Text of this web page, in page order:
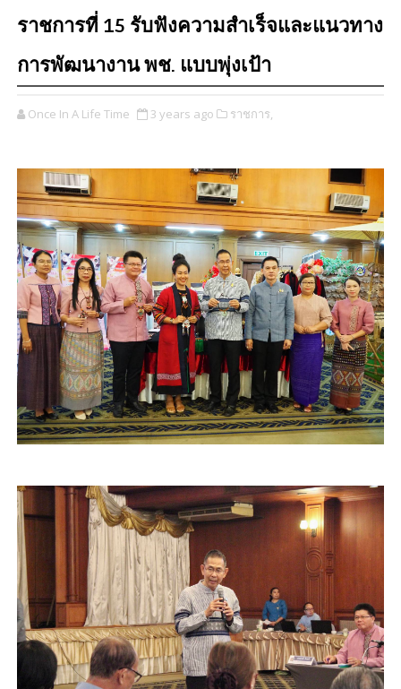
ราชการที่ 15 รับฟังความสำเร็จและแนวทาง
การพัฒนางาน พช. แบบพุ่งเป้า
Once In A Life Time 3 years ago ราชการ,